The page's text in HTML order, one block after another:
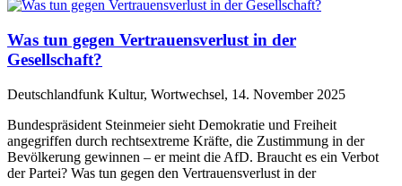
Was tun gegen Vertrauensverlust in der
Gesellschaft?
Deutschlandfunk Kultur, Wortwechsel, 14. November 2025
Bundespräsident Steinmeier sieht Demokratie und Freiheit
angegriffen durch rechtsextreme Kräfte, die Zustimmung in der
Bevölkerung gewinnen – er meint die AfD. Braucht es ein Verbot
der Partei? Was tun gegen den Vertrauensverlust in der